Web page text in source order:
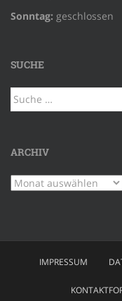
Sonntag: geschlossen
SUCHE
Suche
nach:
ARCHIV
Archiv
IMPRESSUM